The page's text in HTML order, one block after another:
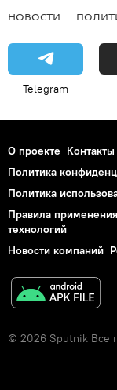
НОВОСТИ
Telegram
О проекте Контакты
Политика
Политика
Правила
технологий
Новости компаний
© 2026 Sputnik Все